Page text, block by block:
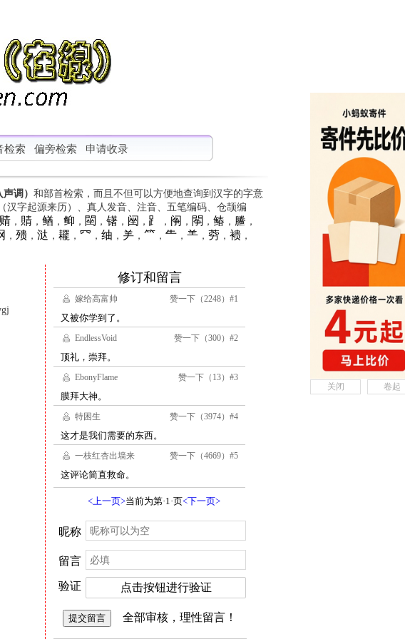
检索 偏旁检索 申请收录
调） 和部首检索，而且不但可以方便地查询到汉字的字意
字起源来历）、真人发音、注音、五笔编码、仓颉编
䞍， 䝼， 䲡 ， 䲟 ， 䦟 ， 䦃， 䦷 ， ⻊ ， 䦶 ， 䦛 ， 䲠 ， 䲢 ，
， 㱮， 㳠 ， 䎱 ， ⺳ ， 䌷 ， ⺶， ⺮ ， ⺧， ⺷， 䓖， 䙌，
关闭 卷起